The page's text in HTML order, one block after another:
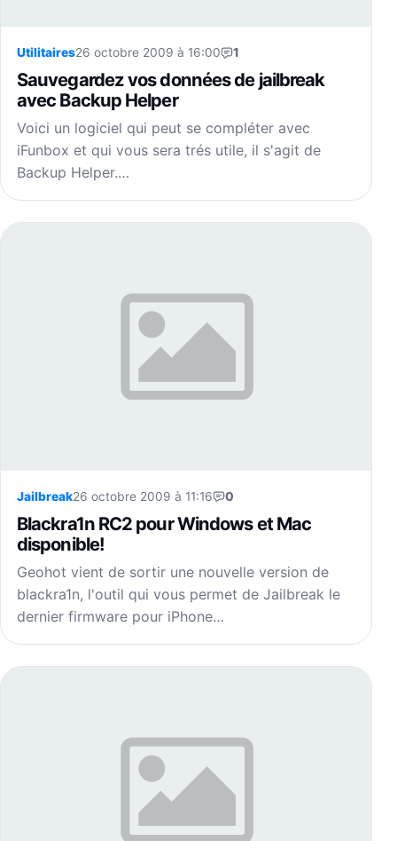
Utilitaires26 octobre 2009 à 16:00 1
Sauvegardez vos données de jailbreak
avec Backup Helper
Voici un logiciel qui peut se compléter avec
iFunbox et qui vous sera trés utile, il s'agit de
Backup Helper.…
Jailbreak26 octobre 2009 à 11:16 0
Blackra1n RC2 pour Windows et Mac
disponible!
Geohot vient de sortir une nouvelle version de
blackra1n, l'outil qui vous permet de Jailbreak le
dernier firmware pour iPhone…